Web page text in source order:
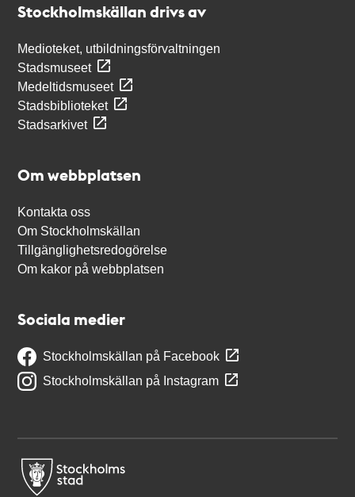
Stockholmskällan drivs av
Medioteket, utbildningsförvaltningen
Stadsmuseet
Medeltidsmuseet
Stadsbiblioteket
Stadsarkivet
Om webbplatsen
Kontakta oss
Om Stockholmskällan
Tillgänglighetsredogörelse
Om kakor på webbplatsen
Sociala medier
Stockholmskällan på Facebook
Stockholmskällan på Instagram